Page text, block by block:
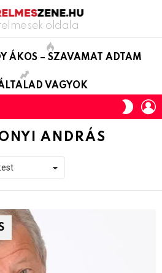
oldala
ÁKOS – SZAVAMAT ADTAM
VAGYOK
SKIN
ANDRÁS